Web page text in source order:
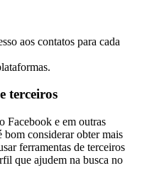
aos contatos para cada
terceiros
Facebook e em outras
bom considerar obter mais
ferramentas de terceiros
que ajudem na busca no